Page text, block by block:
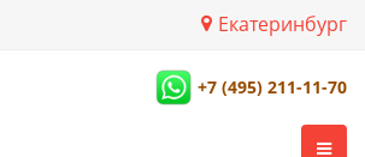
Екатеринбург
+7 (495) 211-11-70